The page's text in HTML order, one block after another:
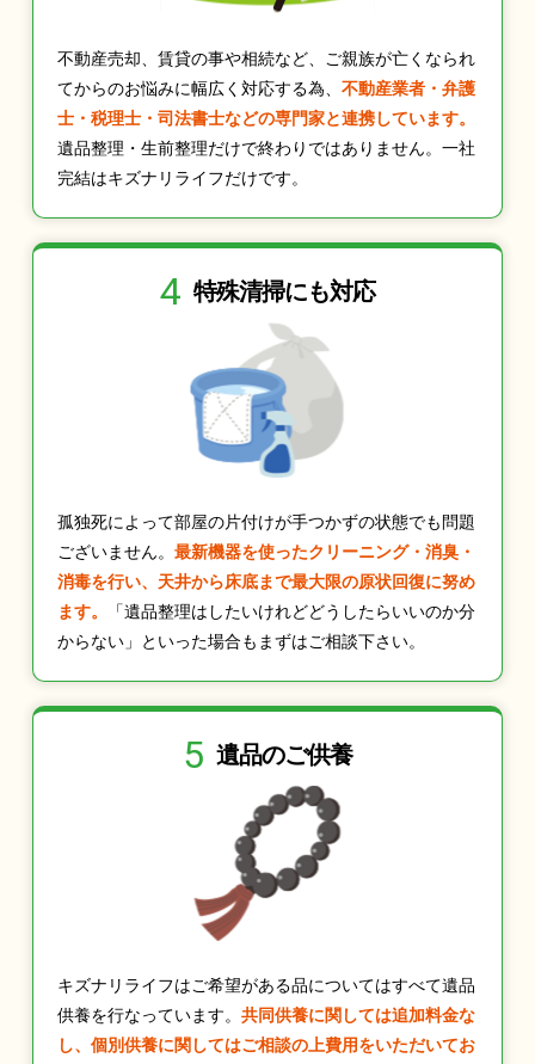
不動産売却、賃貸の事や相続など、ご親族が亡くなられ
てからのお悩みに幅広く対応する為、 不動産業者・弁護
士・税理士・司法書士などの専門家と連携しています。
遺品整理・生前整理だけで終わりではありません。一社
完結はキズナリライフだけです。
4 特殊清掃にも対応
孤独死によって部屋の片付けが手つかずの状態でも問題
ございません。 最新機器を使ったクリーニング・消臭・
消毒を行い、天井から床底まで最大限の原状回復に努め
ます。
「遺品整理はしたいけれどどうしたらいいのか分
からない」といった場合もまずはご相談下さい。
5 遺品のご供養
キズナリライフはご希望がある品についてはすべて遺品
供養を行なっています。 共同供養に関しては追加料金な
し、個別供養に関してはご相談の上費用をいただいてお